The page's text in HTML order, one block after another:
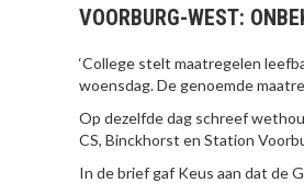
VOORBURG-WEST:
‘College stelt maatregelen
woensdag. De genoemde
Op dezelfde dag schreef
CS, Binckhorst en Station
In de brief gaf Keus aan dat de